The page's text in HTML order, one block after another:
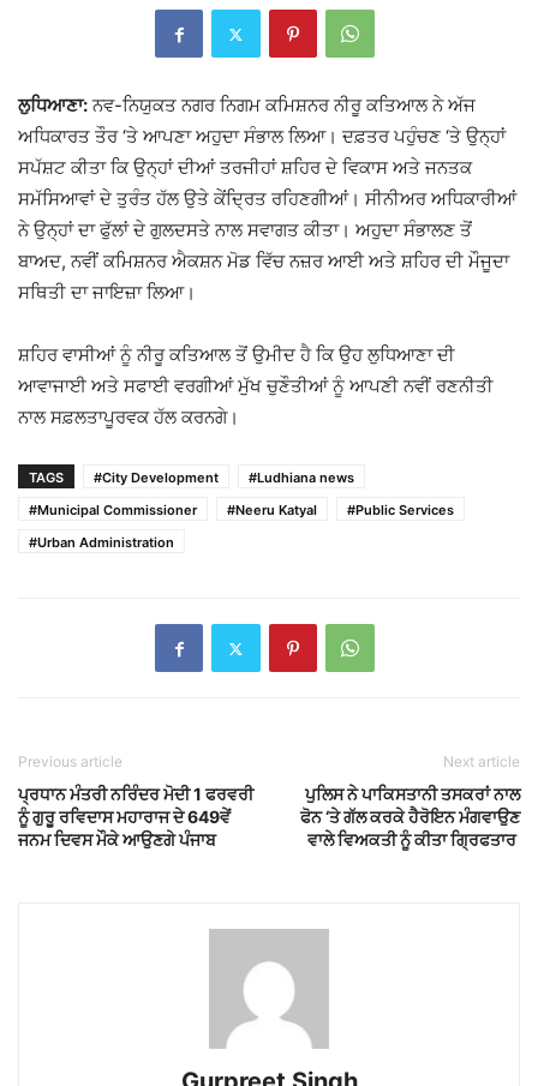
ਲੁਧਿਆਣਾ:ਨਵ-ਨਿਯੁਕਤ ਨਗਰ ਨਿਗਮ ਕਮਿਸ਼ਨਰ ਨੀਰੂ ਕਤਿਆਲ ਨੇ ਅੱਜ
ਅਧਿਕਾਰਤ ਤੌਰ ‘ਤੇ ਆਪਣਾ ਅਹੁਦਾ ਸੰਭਾਲ ਲਿਆ। ਦਫ਼ਤਰ ਪਹੁੰਚਣ ‘ਤੇ ਉਨ੍ਹਾਂ
ਸਪੱਸ਼ਟ ਕੀਤਾ ਕਿ ਉਨ੍ਹਾਂ ਦੀਆਂ ਤਰਜੀਹਾਂ ਸ਼ਹਿਰ ਦੇ ਵਿਕਾਸ ਅਤੇ ਜਨਤਕ
ਸਮੱਸਿਆਵਾਂ ਦੇ ਤੁਰੰਤ ਹੱਲ ਉਤੇ ਕੇਂਦ੍ਰਿਤ ਰਹਿਣਗੀਆਂ। ਸੀਨੀਅਰ ਅਧਿਕਾਰੀਆਂ
ਨੇ ਉਨ੍ਹਾਂ ਦਾ ਫੁੱਲਾਂ ਦੇ ਗੁਲਦਸਤੇ ਨਾਲ ਸਵਾਗਤ ਕੀਤਾ। ਅਹੁਦਾ ਸੰਭਾਲਣ ਤੋਂ
ਬਾਅਦ, ਨਵੀਂ ਕਮਿਸ਼ਨਰ ਐਕਸ਼ਨ ਮੋਡ ਵਿੱਚ ਨਜ਼ਰ ਆਈ ਅਤੇ ਸ਼ਹਿਰ ਦੀ ਮੌਜੂਦਾ
ਸਥਿਤੀ ਦਾ ਜਾਇਜ਼ਾ ਲਿਆ।
ਸ਼ਹਿਰ ਵਾਸੀਆਂ ਨੂੰ ਨੀਰੂ ਕਤਿਆਲ ਤੋਂ ਉਮੀਦ ਹੈ ਕਿ ਉਹ ਲੁਧਿਆਣਾ ਦੀ
ਆਵਾਜਾਈ ਅਤੇ ਸਫਾਈ ਵਰਗੀਆਂ ਮੁੱਖ ਚੁਣੌਤੀਆਂ ਨੂੰ ਆਪਣੀ ਨਵੀਂ ਰਣਨੀਤੀ
ਨਾਲ ਸਫ਼ਲਤਾਪੂਰਵਕ ਹੱਲ ਕਰਨਗੇ।
TAGS #City Development
#Ludhiana news
#Municipal Commissioner
#Neeru Katyal
#Public Services
#Urban Administration
Previous article
ਪ੍ਰਧਾਨ ਮੰਤਰੀ ਨਰਿੰਦਰ ਮੋਦੀ 1 ਫਰਵਰੀ
ਨੂੰ ਗੁਰੂ ਰਵਿਦਾਸ ਮਹਾਰਾਜ ਦੇ 649ਵੇਂ
ਜਨਮ ਦਿਵਸ ਮੌਕੇ ਆਉਣਗੇ ਪੰਜਾਬ
Next article
ਪੁਲਿਸ ਨੇ ਪਾਕਿਸਤਾਨੀ ਤਸਕਰਾਂ ਨਾਲ
ਫੋਨ ‘ਤੇ ਗੱਲ ਕਰਕੇ ਹੈਰੋਇਨ ਮੰਗਵਾਉਣ
ਵਾਲੇ ਵਿਅਕਤੀ ਨੂੰ ਕੀਤਾ ਗ੍ਰਿਫਤਾਰ